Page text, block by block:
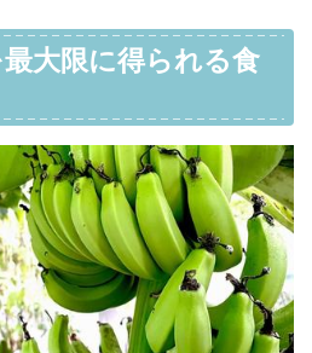
大限に得られる食